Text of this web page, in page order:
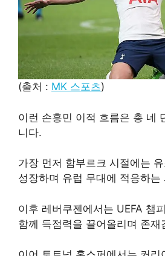
(출처 : MK 스포츠)
이런 손흥민 이적 흐름은 총 네
니다.
가장 먼저 함부르크 시절에는
성장하며 유럽 무대에 적응하는
이후 레버쿠젠에서는 UEFA 챔
함께 득점력을 끌어올리며 존재